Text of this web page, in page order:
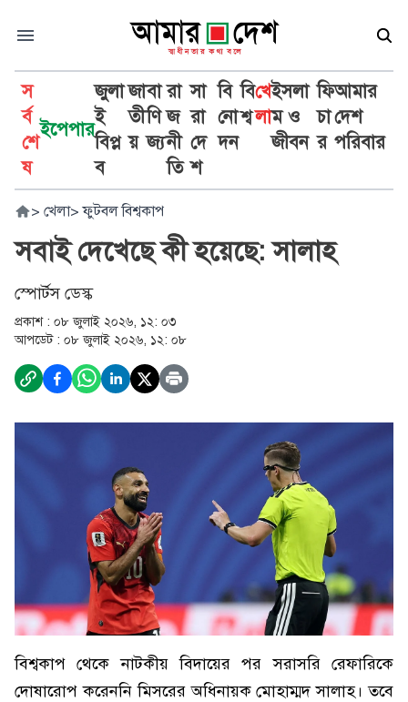
স
র্ব
শে
ষ
ইপেপার
জুলা
ই
বিপ্ল
ব
জা
তী
য়
বা
ণি
জ্য
রা
জ
নী
তি
সা
রা
দে
শ
বি
নো
দন
বি
শ্ব
খে
লা
ইসলা
ম ও
জীবন
ফি
চা
র
আমার
দেশ
পরিবার
> খেলা> ফুটবল বিশ্বকাপ
সবাই দেখেছে কী হয়েছে: সালাহ
স্পোর্টস ডেস্ক
প্রকাশ : ০৮ জুলাই ২০২৬, ১২: ০৩
আপডেট : ০৮ জুলাই ২০২৬, ১২: ০৮
বিশ্বকাপ থেকে নাটকীয় বিদায়ের পর সরাসরি রেফারিকে
দোষারোপ করেননি মিসরের অধিনায়ক মোহাম্মদ সালাহ। তবে